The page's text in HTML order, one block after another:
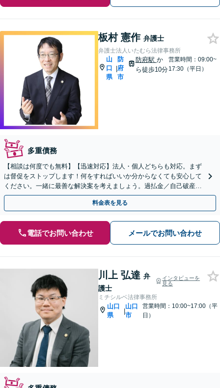
板村 憲作 弁護士
弁護士法人いたむら法律事務所
山
口
県
|
防
府
市
防府駅 か
ら徒歩10分
営業時間：09:00~
17:30（平日）
多重債務
【相談は何度でも無料】【迅速対応】法人・個人どちらも対応。まず
は督促をストップします！何をすればいいか分からなくても安心して
ください。一緒に最善な解決案を考えましょう。過払金／自己破産／
個人再生など幅広く対応。借金問題は解決できます！
料金表を見る
電話でお問い合わせ メールでお問い合わせ
川上 弘達 弁
護士
インタビューを
見る
ミチシルベ法律事務所
山口
県
|
山口
市
営業時間：10:00~17:00（平
日）